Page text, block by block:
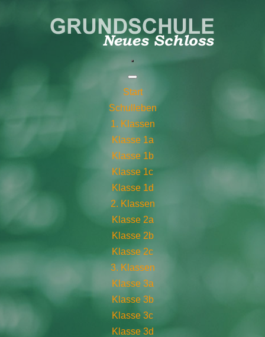
Start
Schulleben
1. Klassen
Klasse 1a
Klasse 1b
Klasse 1c
Klasse 1d
2. Klassen
Klasse 2a
Klasse 2b
Klasse 2c
3. Klassen
Klasse 3a
Klasse 3b
Klasse 3c
Klasse 3d